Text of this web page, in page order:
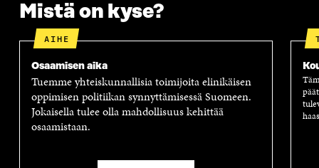
Mistä on kyse?
AIHE
Osaamisen aika
Tuemme yhteiskunnallisia toimijoita elinikäisen
oppimisen politiikan synnyttämisessä Suomeen.
Jokaisella tulee olla mahdollisuus kehittää
osaamistaan.